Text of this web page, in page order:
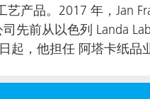
艺产品。2017 年，Jan
先前从以色列 Landa
起，他担任 阿塔卡纸品